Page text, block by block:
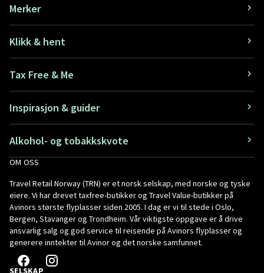
Merker
Klikk & hent
Tax Free & Me
Inspirasjon & guider
Alkohol- og tobakkskvote
OM OSS
Travel Retail Norway (TRN) er et norsk selskap, med norske og tyske
eiere. Vi har drevet taxfree-butikker og Travel Value-butikker på
Avinors største flyplasser siden 2005. I dag er vi til stede i Oslo,
Bergen, Stavanger og Trondheim. Vår viktigste oppgave er å drive
ansvarlig salg og god service til reisende på Avinors flyplasser og
generere inntekter til Avinor og det norske samfunnet.
SELSKAP